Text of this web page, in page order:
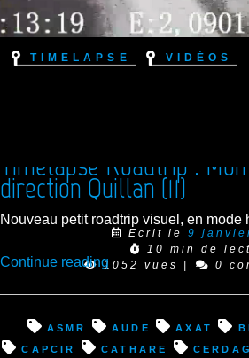
Timelapse Vidéos
Timelapse Roadtrip :
direction Quillan (11)
Ecrit le 9
10 min de
1052 vues
| 0
Nouveau petit roadtrip visuel, en mode
Continue reading “Timelapse
Mont-
Louis
asmr Aude Axat
Capcir
cathare